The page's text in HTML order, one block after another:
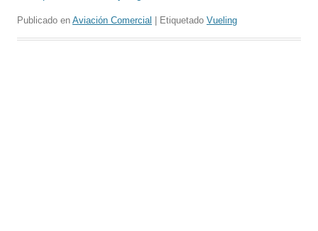
Publicado en Aviación Comercial | Etiquetado Vueling